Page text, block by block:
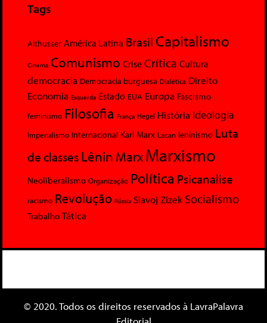
Tags
Althusser América Latina Brasil Capitalismo
Cinema Comunismo Crise Crítica Cultura
democracia Democracia burguesa Dialética Direito
Economia Esquerda Estado EUA Europa Fascismo
feminismo Filosofia França Hegel História Ideologia
Imperialismo Internacional Karl Marx Lacan leninismo Luta
de classesLênin MarxMarxismo
Neoliberalismo Organização Política Psicanalise
racismo Revolução Rússia Slavoj Zizek Socialismo
Trabalho Tática
© 2020. Todos os direitos reservados à LavraPalavra